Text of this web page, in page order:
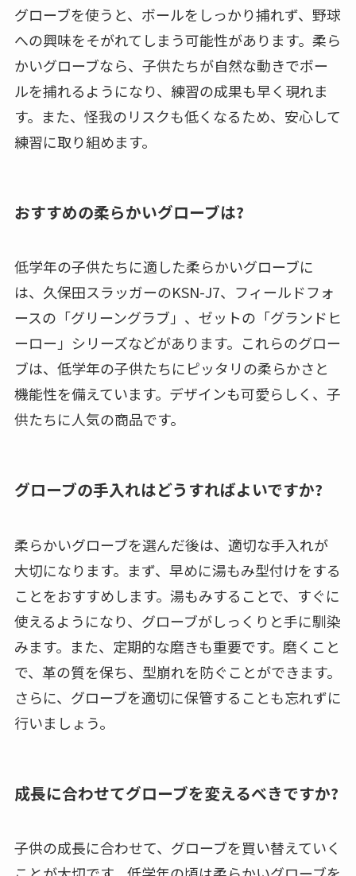
グローブを使うと、ボールをしっかり捕れず、野球
への興味をそがれてしまう可能性があります。柔ら
かいグローブなら、子供たちが自然な動きでボー
ルを捕れるようになり、練習の成果も早く現れま
す。また、怪我のリスクも低くなるため、安心して
練習に取り組めます。
おすすめの柔らかいグローブは?
低学年の子供たちに適した柔らかいグローブに
は、久保田スラッガーのKSN-J7、フィールドフォ
ースの「グリーングラブ」、ゼットの「グランドヒ
ーロー」シリーズなどがあります。これらのグロー
ブは、低学年の子供たちにピッタリの柔らかさと
機能性を備えています。デザインも可愛らしく、子
供たちに人気の商品です。
グローブの手入れはどうすればよいですか?
柔らかいグローブを選んだ後は、適切な手入れが
大切になります。まず、早めに湯もみ型付けをする
ことをおすすめします。湯もみすることで、すぐに
使えるようになり、グローブがしっくりと手に馴染
みます。また、定期的な磨きも重要です。磨くこと
で、革の質を保ち、型崩れを防ぐことができます。
さらに、グローブを適切に保管することも忘れずに
行いましょう。
成長に合わせてグローブを変えるべきですか?
子供の成長に合わせて、グローブを買い替えていく